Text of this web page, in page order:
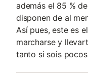
además el 85 %
disponen de al
Así pues, este es
marcharse y
tanto si sois